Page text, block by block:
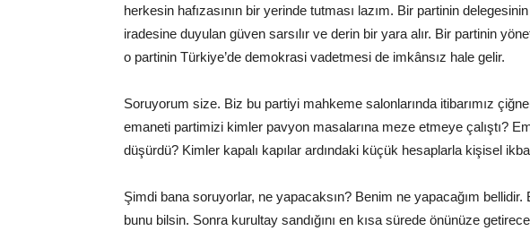
herkesin hafızasının bir yerinde tutması lazım. Bir partinin
iradesine duyulan güven sarsılır ve derin bir yara alır. Bir partinin
o partinin Türkiye’de demokrasi vadetmesi de imkânsız hale gelir.
Soruyorum size. Biz bu partiyi mahkeme salonlarında itibarımız
emaneti partimizi kimler pavyon masalarına meze etmeye çalıştı?
düşürdü? Kimler kapalı kapılar ardındaki küçük hesaplarla kişisel
Şimdi bana soruyorlar, ne yapacaksın? Benim ne yapacağım
bunu bilsin. Sonra kurultay sandığını en kısa sürede önünüze